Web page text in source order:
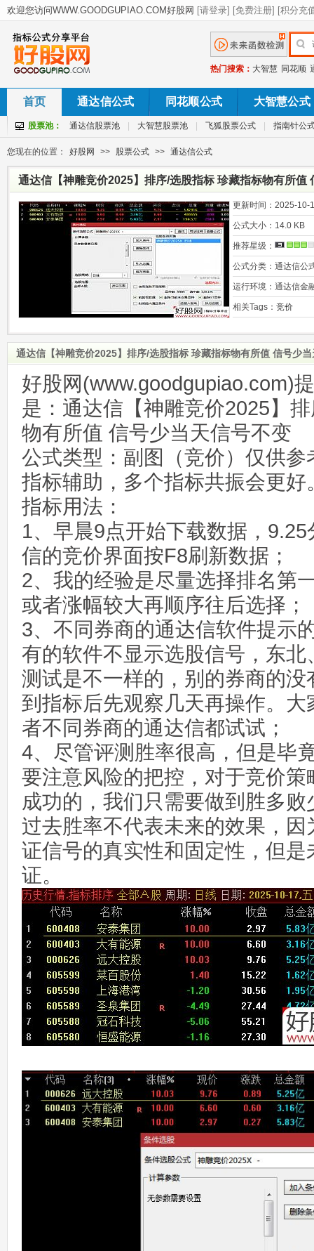
热门搜索： 大智慧 同花顺
首页 通达信公式 同花顺公式 大智慧公式
股票池： 通达信股票池 大智慧股票池 飞狐股票公式 指南针公
您现在的位置： 好股网 >> 股票公式 >> 通达信公式
通达信【神雕竞价2025】排序/选股指标 珍藏指标物有所值
更新时间： 2025-10-
公式大小： 14.0 KB
推荐星级：
公式分类： 通达信公
运行环境： 通达信金
相关Tags： 竞价
通达信【神雕竞价2025】排序/选股指标 珍藏指标物有所值 信号少
好股网(www.goodgupiao.com)
是：通达信【神雕竞价2025】
物有所值 信号少当天信号不变
公式类型：副图（竞价）仅供
指标辅助，多个指标共振会更好
指标用法：
1、早晨9点开始下载数据，
信的竞价界面按F8刷新数据；
2、我的经验是尽量选择排名第
或者涨幅较大再顺序往后选择；
3、不同券商的通达信软件提示
有的软件不显示选股信号，东
测试是不一样的，别的券商的
到指标后先观察几天再操作。
者不同券商的通达信都试试；
4、尽管评测胜率很高，但是毕
要注意风险的把控，对于竞价
成功的，我们只需要做到胜多
过去胜率不代表未来的效果，
证信号的真实性和固定性，但
证。